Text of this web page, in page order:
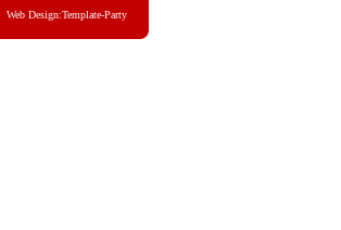
Web Design:Template-Party